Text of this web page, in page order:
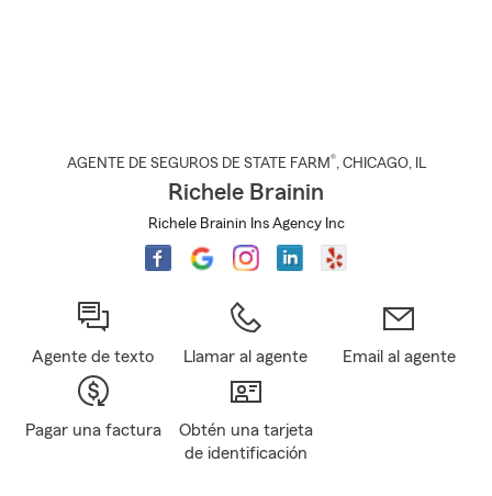
AGENTE DE SEGUROS DE STATE FARM®, CHICAGO, IL
Richele Brainin
Richele Brainin Ins Agency Inc
Agente de texto Llamar al agente Email al agente
Pagar una factura
Obtén una tarjeta
de identificación